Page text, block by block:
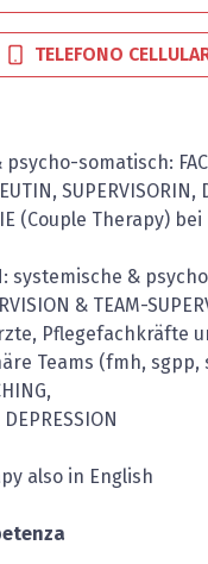
TELEFONO
somatisch:
SUPERVISORIN,
(Couple Therapy)
systemische &
& TEAM-
Pflegefachkräfte
Teams (fmh, sgpp,
DEPRESSION
also in English